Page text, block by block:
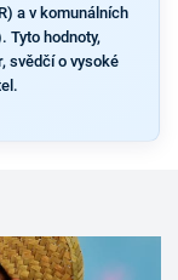
a v komunálních
Tyto hodnoty,
svědčí o vysoké